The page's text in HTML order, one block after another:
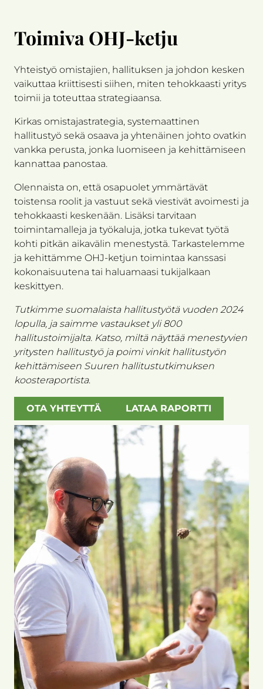
Toimiva OHJ-ketju
Yhteistyö omistajien, hallituksen ja johdon kesken
vaikuttaa kriittisesti siihen, miten tehokkaasti yritys
toimii ja toteuttaa strategiaansa.
Kirkas omistajastrategia, systemaattinen
hallitustyö sekä osaava ja yhtenäinen johto ovatkin
vankka perusta, jonka luomiseen ja kehittämiseen
kannattaa panostaa.
Olennaista on, että osapuolet ymmärtävät
toistensa roolit ja vastuut sekä viestivät avoimesti ja
tehokkaasti keskenään. Lisäksi tarvitaan
toimintamalleja ja työkaluja, jotka tukevat työtä
kohti pitkän aikavälin menestystä. Tarkastelemme
ja kehittämme OHJ-ketjun toimintaa kanssasi
kokonaisuutena tai haluamaasi tukijalkaan
keskittyen.
Tutkimme suomalaista hallitustyötä vuoden 2024
lopulla, ja saimme vastaukset yli 800
hallitustoimijalta. Katso, miltä näyttää menestyvien
yritysten hallitustyö ja poimi vinkit hallitustyön
kehittämiseen Suuren hallitustutkimuksen
koosteraportista.
OTA YHTEYTTÄ LATAA RAPORTTI